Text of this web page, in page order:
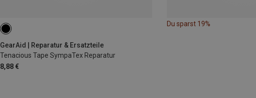
GearAid | Reparatur & Ersatzteile
Tenacious Tape SympaTex Reparatur
8,88 €
Du sparst 19%